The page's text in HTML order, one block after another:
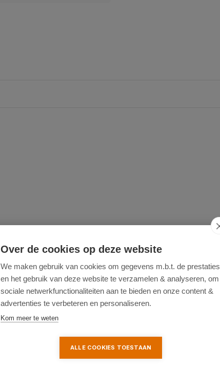
Over de cookies op deze website
We maken gebruik van cookies om gegevens m.b.t. de prestaties
en het gebruik van deze website te verzamelen & analyseren, om
sociale netwerkfunctionaliteiten aan te bieden en onze content &
advertenties te verbeteren en personaliseren.
Kom meer te weten
ALLE COOKIES TOESTAAN